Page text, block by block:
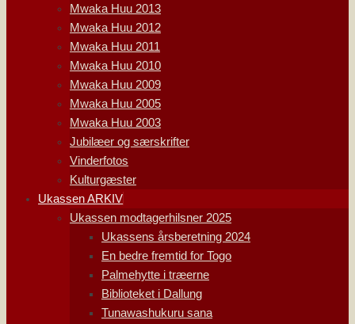
Mwaka Huu 2013
Mwaka Huu 2012
Mwaka Huu 2011
Mwaka Huu 2010
Mwaka Huu 2009
Mwaka Huu 2005
Mwaka Huu 2003
Jubilæer og særskrifter
Vinderfotos
Kulturgæster
Ukassen ARKIV
Ukassen modtagerhilsner 2025
Ukassens årsberetning 2024
En bedre fremtid for Togo
Palmehytte i træerne
Biblioteket i Dallung
Tunawashukuru sana